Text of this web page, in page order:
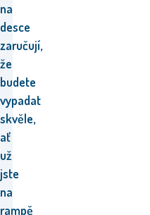
na
desce
zaručují,
že
budete
vypadat
skvěle,
ať
už
jste
na
rampě